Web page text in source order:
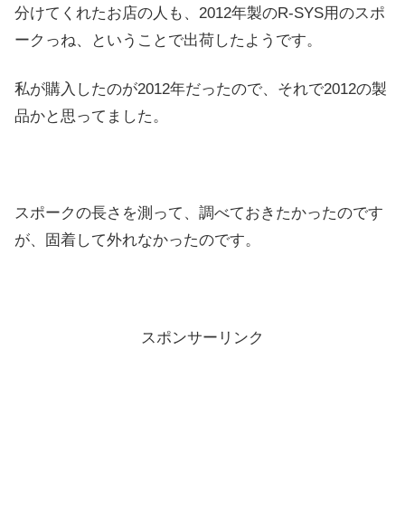
分けてくれたお店の人も、2012年製のR-SYS用のスポ
ークっね、ということで出荷したようです。
私が購入したのが2012年だったので、それで2012の製
品かと思ってました。
スポークの長さを測って、調べておきたかったのです
が、固着して外れなかったのです。
スポンサーリンク